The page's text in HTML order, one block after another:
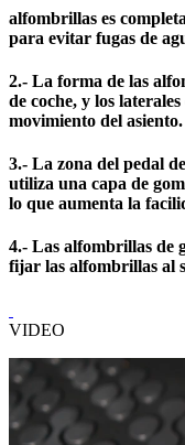
alfombrillas es
para evitar fugas de
2.- La forma de las
de coche, y los
movimiento del asiento.
3.- La zona del pedal
utiliza una capa de
lo que aumenta la
4.- Las alfombrillas de
fijar las alfombrillas al
VIDEO